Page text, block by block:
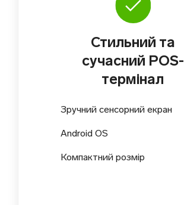
Стильний та
сучасний POS-
термінал
Зручний сенсорний екран
Android OS
Компактний розмір